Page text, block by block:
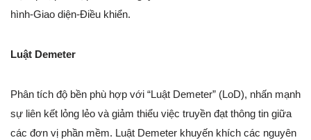
hình-Giao diện-Điều khiển.
Luật Demeter
Phân tích độ bền phù hợp với “Luật Demeter” (LoD), nhấn mạnh
sự liên kết lỏng lẻo và giảm thiểu việc truyền đạt thông tin giữa
các đơn vị phần mềm. Luật Demeter khuyến khích các nguyên